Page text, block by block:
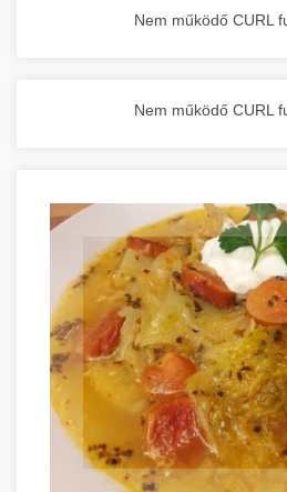
Nagykonyhai
Nem működő CURL
Nem működő CURL